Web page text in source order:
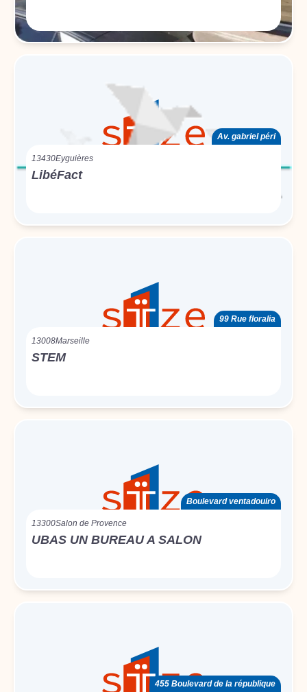
Av. gabriel péri
13430Eyguières
LibéFact
99 Rue floralia
13008Marseille
STEM
Boulevard ventadouiro
13300Salon de Provence
UBAS UN BUREAU A SALON
455 Boulevard de la république